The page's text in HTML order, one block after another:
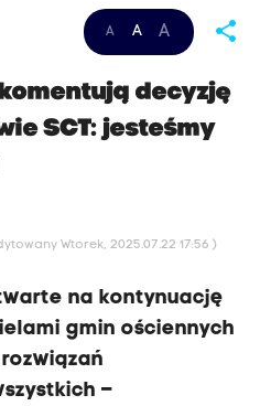
A A A share
decyzję
SCT: jesteśmy
Wtorek, 2025.07.22 17:56 )
na kontynuację
gmin ościennych
–